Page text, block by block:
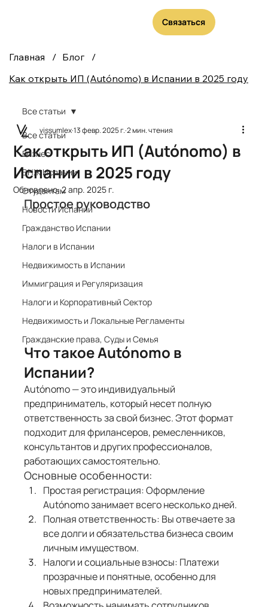
Связаться
Главная / Блог
/
Как открыть ИП (Autónomo) в Испании в 2025 году
Все статьи
Бизнес
ВНЖ Испании
Студентам
Новости Испании
Гражданство Испании
Налоги в Испании
Недвижимость в Испании
Иммиграция и Регуляризация
Налоги и Корпоративный Сектор
Недвижимость и Локальные Регламенты
Гражданские права, Суды и Семья
Все статьи
Как открыть ИП (Autónomo) в
Испании в 2025 году
vissumlex13 февр. 2025 г.2 мин. чтения
Обновлено:2 апр. 2025 г.
Простое руководство
Что такое Autónomo в
Испании?
Autónomo — это индивидуальный
предприниматель, который несет полную
ответственность за свой бизнес. Этот формат
подходит для фрилансеров, ремесленников,
консультантов и других профессионалов,
работающих самостоятельно.
Основные особенности:
Простая регистрация: Оформление
Autónomo занимает всего несколько дней.
Полная ответственность: Вы отвечаете за
все долги и обязательства бизнеса своим
личным имуществом.
Налоги и социальные взносы: Платежи
прозрачные и понятные, особенно для
новых предпринимателей.